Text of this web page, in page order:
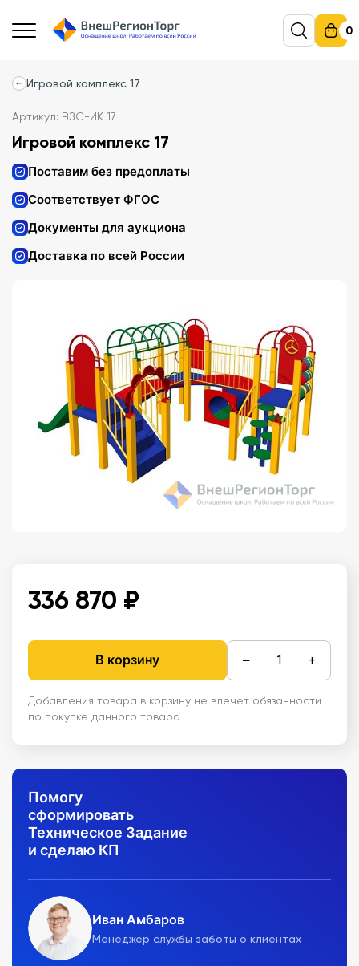
0
Игровой комплекс 17
Артикул: ВЗС-ИК 17
Игровой комплекс 17
Поставим без предоплаты
Соответствует ФГОС
Документы для аукциона
Доставка по всей России
336 870 ₽
В корзину − +
Добавления товара в корзину не влечет обязанности
по покупке данного товара
Помогу
сформировать
Техническое Задание
и сделаю КП
Иван Амбаров
Менеджер службы заботы о клиентах